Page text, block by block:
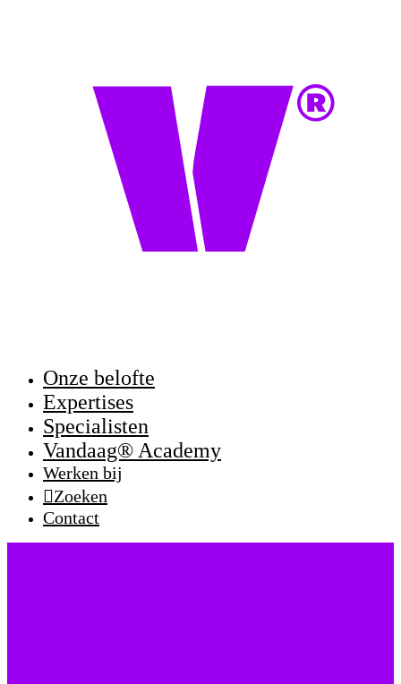
Onze belofte
Expertises
Specialisten
Vandaag® Academy
Werken bij
Zoeken
Contact